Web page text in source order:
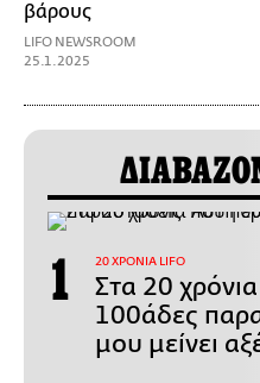
βάρους
LIFO NEWSROOM
25.1.2025
20 ΧΡΟΝΙΑ LIFO
Στα 20
100άδες
μου μείνει